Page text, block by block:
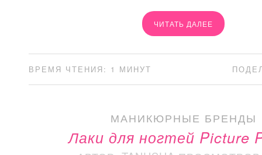
ЧИТАТЬ ДАЛЕЕ
ВРЕМЯ ЧТЕНИЯ: 1 МИНУТ
МАНИКЮРНЫЕ БРЕНДЫ
Лаки для ногтей Picture